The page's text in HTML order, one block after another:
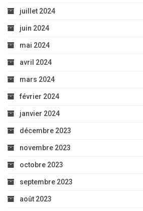
juillet 2024
juin 2024
mai 2024
avril 2024
mars 2024
février 2024
janvier 2024
décembre 2023
novembre 2023
octobre 2023
septembre 2023
août 2023